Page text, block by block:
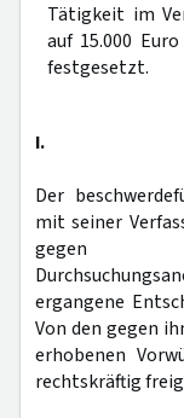
Tätigkeit im
auf 15.000
festgesetzt.
I.
Der
mit seiner
gegen
ergangene
Von den gegen
erhobenen
rechtskräftig